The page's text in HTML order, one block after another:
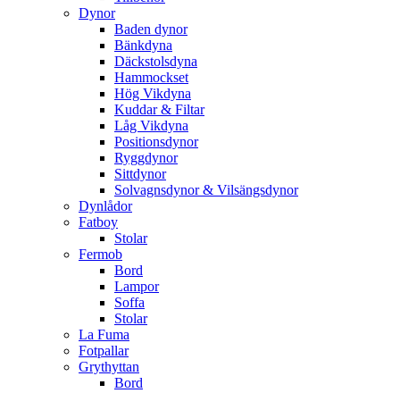
Dynor
Baden dynor
Bänkdyna
Däckstolsdyna
Hammockset
Hög Vikdyna
Kuddar & Filtar
Låg Vikdyna
Positionsdynor
Ryggdynor
Sittdynor
Solvagnsdynor & Vilsängsdynor
Dynlådor
Fatboy
Stolar
Fermob
Bord
Lampor
Soffa
Stolar
La Fuma
Fotpallar
Grythyttan
Bord